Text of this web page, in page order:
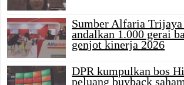
Sumber Alfaria
andalkan 1.000 gerai
genjot kinerja 2026
DPR kumpulkan bos
peluang buyback